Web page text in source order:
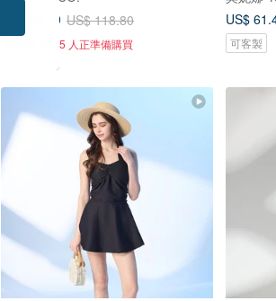
US$ 89.10 US$ 118.80
5 人正準備購買
US$
可客製